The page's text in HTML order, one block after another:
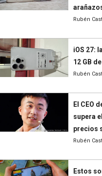
Rubén
iOS 27:
12 GB
Rubén
El CEO
supera
precios
Rubén
Estos